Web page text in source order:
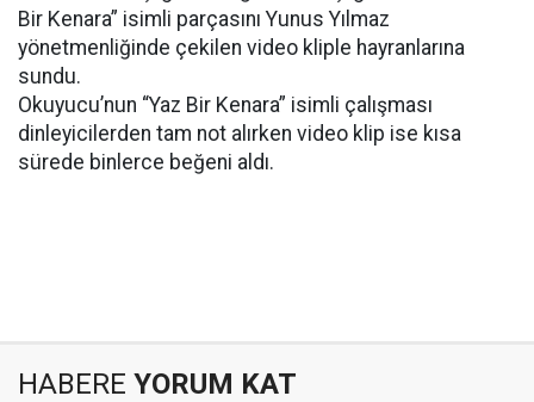
Bir Kenara” isimli parçasını Yunus Yılmaz
yönetmenliğinde çekilen video kliple hayranlarına
sundu.
Okuyucu’nun “Yaz Bir Kenara” isimli çalışması
dinleyicilerden tam not alırken video klip ise kısa
sürede binlerce beğeni aldı.
HABERE YORUM KAT